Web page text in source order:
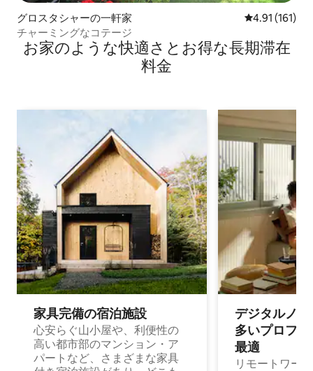
グロスタシャーの一軒家 レビュー161
4.91 (161)
チャーミングなコテージ
お家のような快⁠適⁠さ⁠とお⁠得⁠な長⁠期⁠滞⁠在
料⁠金
家具完備の宿⁠泊⁠施⁠設
心安らぐ山小屋や、利便性の
高い都市部のマンション・ア
パートなど、さまざまな家具
デジタルノ
多⁠いプ⁠ロ⁠フ⁠
最⁠適
リモートワー